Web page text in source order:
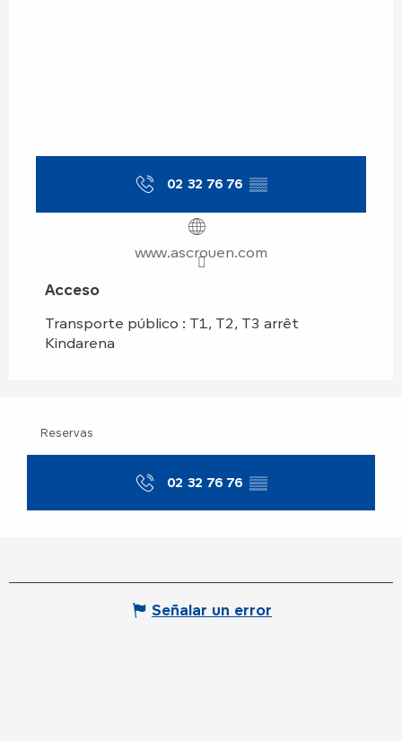
02 32 76 76 ▒▒
www.ascrouen.com
Acceso
Acceso
Transporte público : T1, T2, T3 arrêt
Kindarena
Reservas
02 32 76 76 ▒▒
Señalar un error